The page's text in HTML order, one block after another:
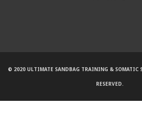
© 2020 ULTIMATE SANDBAG TRAINING & SOMATIC
RESERVED.